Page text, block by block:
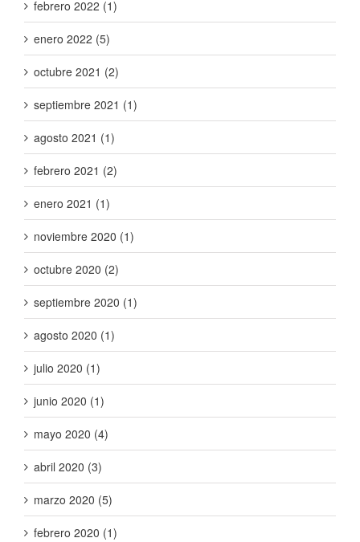
febrero 2022 (1)
enero 2022 (5)
octubre 2021 (2)
septiembre 2021 (1)
agosto 2021 (1)
febrero 2021 (2)
enero 2021 (1)
noviembre 2020 (1)
octubre 2020 (2)
septiembre 2020 (1)
agosto 2020 (1)
julio 2020 (1)
junio 2020 (1)
mayo 2020 (4)
abril 2020 (3)
marzo 2020 (5)
febrero 2020 (1)